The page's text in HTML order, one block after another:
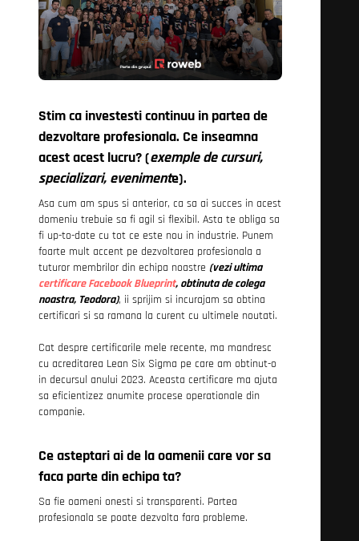
Stim ca investesti continuu in partea de
dezvoltare profesionala. Ce inseamna
acest acest lucru? (exemple de cursuri,
specializari, evenimente).
Asa cum am spus si anterior, ca sa ai succes in acest
domeniu trebuie sa fi agil si flexibil. Asta te obliga sa
fi up-to-date cu tot ce este nou in industrie. Punem
foarte mult accent pe dezvoltarea profesionala a
tuturor membrilor din echipa noastre (vezi ultima
certificare Facebook Blueprint, obtinuta de colega
noastra, Teodora), ii sprijim si incurajam sa obtina
certificari si sa ramana la curent cu ultimele noutati.
Cat despre certificarile mele recente, ma mandresc
cu acreditarea Lean Six Sigma pe care am obtinut-o
in decursul anului 2023. Aceasta certificare ma ajuta
sa eficientizez anumite procese operationale din
companie.
Ce asteptari ai de la oamenii care vor sa
faca parte din echipa ta?
Sa fie oameni onesti si transparenti. Partea
profesionala se poate dezvolta fara probleme.